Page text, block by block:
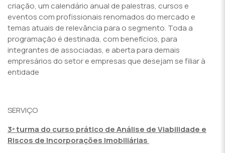
criação, um calendário anual de palestras, cursos e
eventos com profissionais renomados do mercado e
temas atuais de relevância para o segmento. Toda a
programação é destinada, com benefícios, para
integrantes de associadas, e aberta para demais
empresários do setor e empresas que desejam se filiar à
entidade
SERVIÇO
3ª turma do curso prático de Análise de Viabilidade e
Riscos de Incorporações Imobiliárias